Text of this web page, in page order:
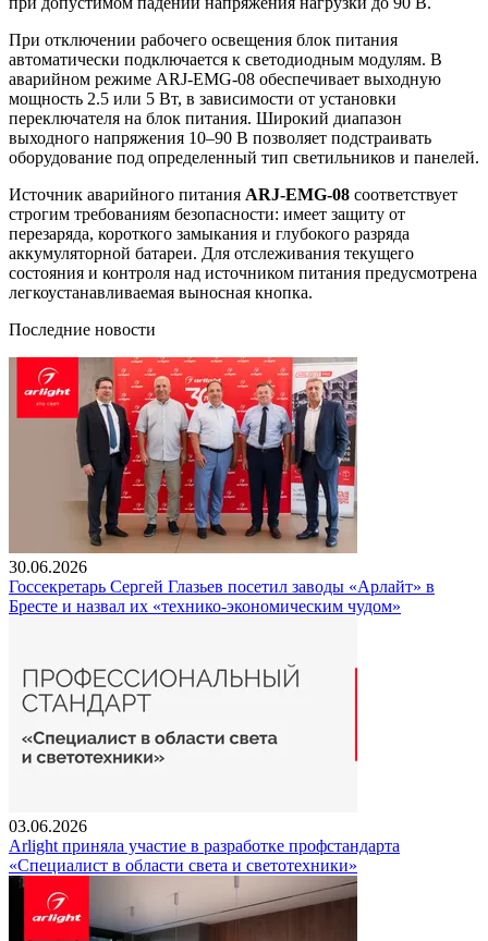
При отключении рабочего освещения блок питания
автоматически подключается к светодиодным модулям. В
аварийном режиме ARJ-EMG-08 обеспечивает выходную
мощность 2.5 или 5 Вт, в зависимости от установки
переключателя на блок питания. Широкий диапазон
выходного напряжения 10–90 В позволяет подстраивать
оборудование под определенный тип светильников и панелей.
Источник аварийного питания ARJ-EMG-08 соответствует
строгим требованиям безопасности: имеет защиту от
перезаряда, короткого замыкания и глубокого разряда
аккумуляторной батареи. Для отслеживания текущего
состояния и контроля над источником питания предусмотрена
легкоустанавливаемая выносная кнопка.
Последние новости
30.06.2026
Госсекретарь Сергей Глазьев посетил заводы «Арлайт» в
Бресте и назвал их «технико-экономическим чудом»
03.06.2026
Arlight приняла участие в разработке профстандарта
«Специалист в области света и светотехники»